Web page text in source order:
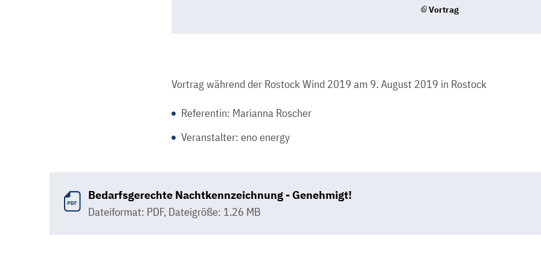
Vortrag
Vortrag während der Rostock Wind 2019 am 9. August 2019 in Rostock
Referentin: Marianna Roscher
Veranstalter: eno energy
Bedarfsgerechte Nachtkennzeichnung - Genehmigt!
Dateiformat: PDF, Dateigröße: 1.26 MB